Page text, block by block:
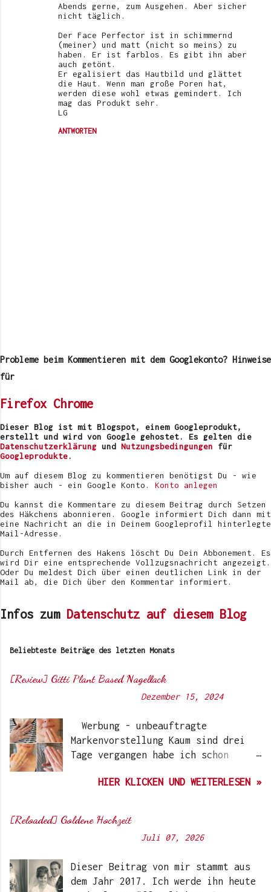
Abends gerne, zum Ausgehen. Aber sicher
nicht täglich.
Der Face Perfector ist in schimmernd
(meiner) und matt (nicht so meins) zu
haben. Er ist farblos. Es gibt ihn aber
auch getönt.
Er egalisiert das Hautbild und glättet
die Haut. Wenn man große Poren hat,
werden diese wohl etwas gemindert. Ich
mag das Produkt sehr.
LG
ANTWORTEN
m
m
a
v
e
r
ö
f
e
t
l
i
c
e
n
Probleme beim Kommentieren mit dem Googlekonto? Hinweise
für
Firefox Chrome
Dieser Blog ist mit Blogspot, einem Googleprodukt,
erstellt und wird von Google gehostet. Es gelten die
Datenschutzerklärung und Nutzungsbedingungen für
Googleprodukte.
Um auf diesem Blog zu kommentieren benötigst Du - wie
bisher auch - ein Google Konto. Konto anlegen
Du kannst die Kommentare zu diesem Beitrag durch Setzen
des Häkchens abonnieren. Google informiert Dich dann mit
eine Nachricht an die in Deinem Googleprofil hinterlegte
Mail-Adresse.
Durch Entfernen des Hakens löscht Du Dein Abbonement. Es
wird Dir eine entsprechende Vollzugsnachricht angezeigt.
Oder Du meldest Dich über einen deutlichen Link in der
Mail ab, die Dich über den Kommentar informiert.
Infos zum Datenschutz auf diesem Blog
Beliebteste Beiträge des letzten Monats
[Review] Gitti Plant Based Nagellack
Dezember 15, 2024
Werbung - unbeauftragte
Markenvorstellung Kaum sind drei
Tage vergangen habe ich schon
Euch. Aber nach 6 Monate, wo ich
durchwegs positives Ergebnis
vermelden. Die meisten dürften
Instagram kennen. Auch Ari hat auf
ihrem Blog schon darüber
HIER KLICKEN UND WEITERLESEN »
[Reloaded] Goldene Hochzeit
Juli 07, 2026
Dieser Beitrag von mir stammt aus
dem Jahr 2017. Ich werde ihn heute